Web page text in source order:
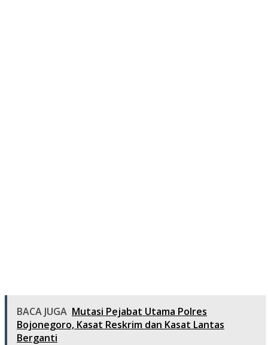
BACA JUGA Mutasi Pejabat Utama Polres
Bojonegoro, Kasat Reskrim dan Kasat Lantas
Berganti